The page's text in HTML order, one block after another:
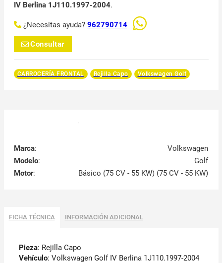
IV Berlina 1J110.1997-2004.
¿Necesitas ayuda? 962790714
Consultar
CARROCERÍA FRONTAL Rejilla Capo Volkswagen Golf
Marca:
Volkswagen
Modelo:
Golf
Motor: Básico (75 CV - 55 KW) (75 CV - 55 KW)
FICHA TÉCNICA INFORMACIÓN ADICIONAL
Pieza: Rejilla Capo
Vehículo: Volkswagen Golf IV Berlina 1J110.1997-2004